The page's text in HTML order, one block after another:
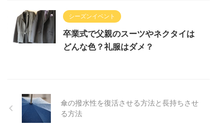
シーズンイベント
卒業式で父親のスーツやネクタイは
どんな色？礼服はダメ？
傘の撥水性を復活させる方法と長持ちさせ
る方法